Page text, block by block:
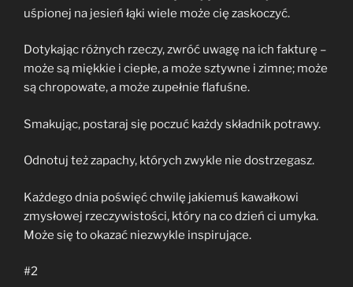
uśpionej na jesień łąki wiele może cię zaskoczyć.
Dotykając różnych rzeczy, zwróć uwagę na ich fakturę –
może są miękkie i ciepłe, a może sztywne i zimne; może
są chropowate, a może zupełnie flafuśne.
Smakując, postaraj się poczuć każdy składnik potrawy.
Odnotuj też zapachy, których zwykle nie dostrzegasz.
Każdego dnia poświęć chwilę jakiemuś kawałkowi
zmysłowej rzeczywistości, który na co dzień ci umyka.
Może się to okazać niezwykle inspirujące.
#2